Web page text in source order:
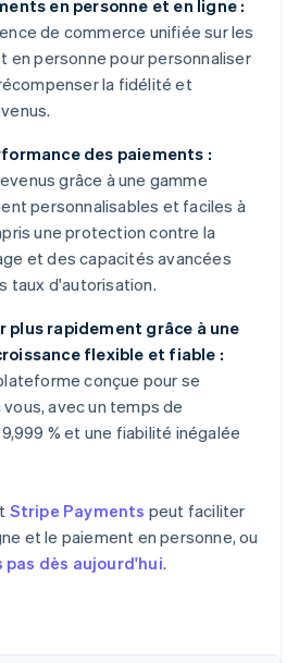
en personne et en ligne :
de commerce unifiée sur les
en personne pour personnaliser
la fidélité et
des paiements :
grâce à une gamme
personnalisables et faciles à
une protection contre la
et des capacités avancées
taux d'autorisation.
plus rapidement grâce à une
flexible et fiable :
conçue pour se
avec un temps de
% et une fiabilité inégalée
Stripe Payments peut faciliter
et le paiement en personne, ou
dès aujourd'hui.